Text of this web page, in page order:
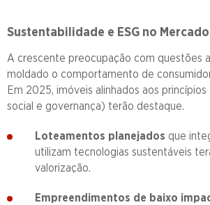
Sustentabilidade e ESG no
A crescente preocupação com questões
moldado o comportamento de
Em 2025, imóveis alinhados aos princípios
social e governança) terão destaque.
Loteamentos planejados que
utilizam tecnologias sustentáveis
valorização.
Empreendimentos de baixo